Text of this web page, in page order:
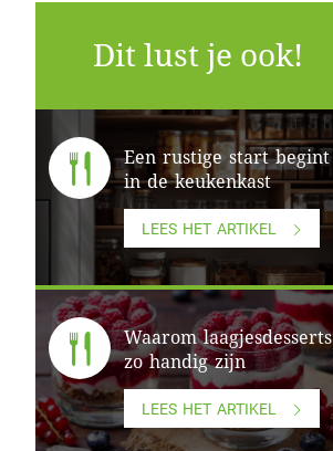
Dit lust je ook!
Een rustige start begint
in de keukenkast
LEES HET ARTIKEL
Waarom laagjesdesserts
zo handig zijn
LEES HET ARTIKEL